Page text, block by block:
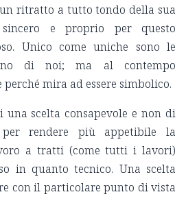
ritratto a tutto tondo della sua
sincero e proprio per questo
Unico come uniche sono le
di noi; ma al contempo
mira ad essere simbolico.
scelta consapevole e non di
rendere più appetibile la
a tratti (come tutti i lavori)
in quanto tecnico. Una scelta
con il particolare punto di vista